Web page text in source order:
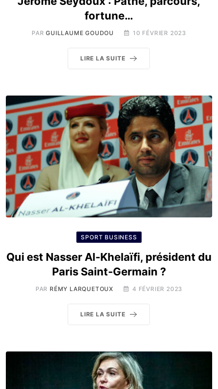
fortune…
PARGUILLAUME GOUDOU 10 FÉVRIER 2023
LIRE LA SUITE
SPORT BUSINESS
Qui est Nasser Al-Khelaïfi, président du
Paris Saint-Germain ?
PAR RÉMY LARQUETOUX 4 FÉVRIER 2023
LIRE LA SUITE